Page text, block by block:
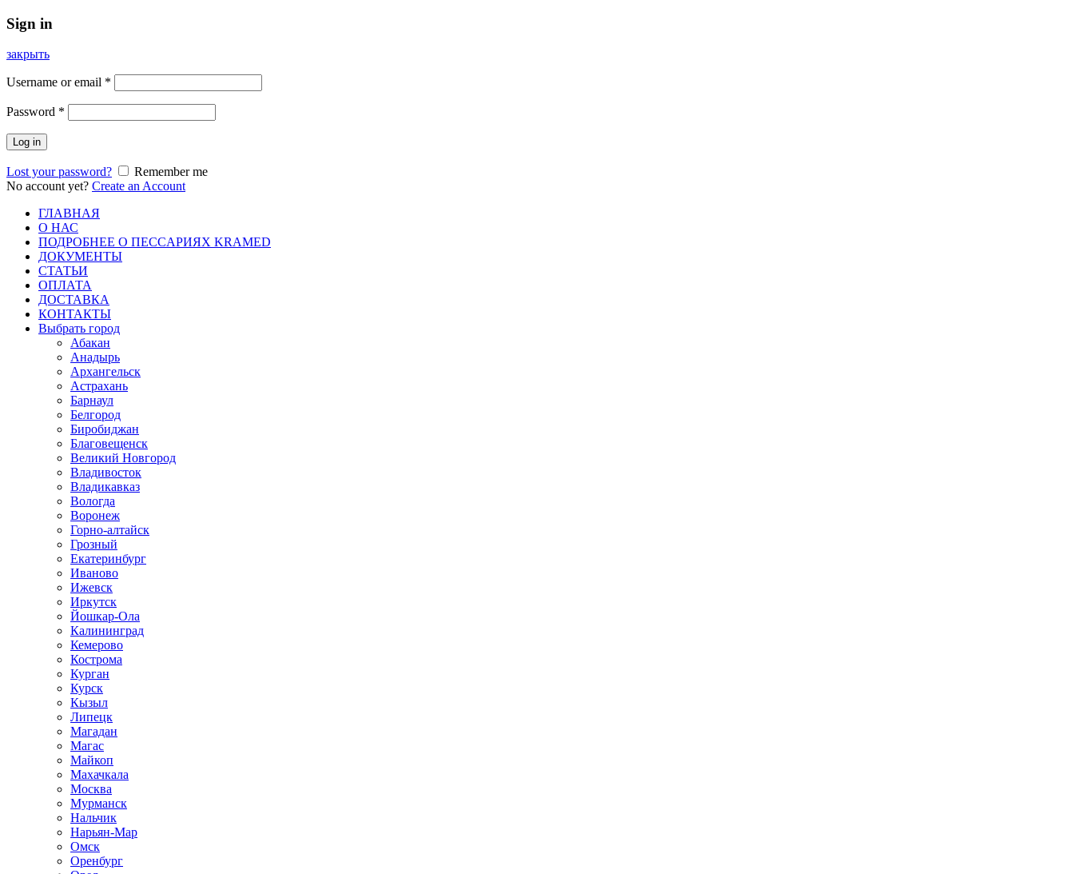
Sign in
закрыть
Username or email *
Password *
Log in
Lost your password?
Remember me
No account yet? Create an Account
ГЛАВНАЯ
О НАС
ПОДРОБНЕЕ О ПEСCАРИЯХ KRAMED
ДОКУМЕНТЫ
СТАТЬИ
ОПЛАТА
ДОСТАВКА
КОНТАКТЫ
Выбрать город
Абакан
Анадырь
Архангельск
Астрахань
Барнаул
Белгород
Биробиджан
Благовещенск
Великий Новгород
Владивосток
Владикавказ
Вологда
Воронеж
Горно-алтайск
Грозный
Екатеринбург
Иваново
Ижевск
Иркутск
Йошкар-Ола
Калининград
Кемерово
Кострома
Курган
Курск
Кызыл
Липецк
Магадан
Магас
Майкоп
Махачкала
Москва
Мурманск
Нальчик
Нарьян-Мар
Омск
Оренбург